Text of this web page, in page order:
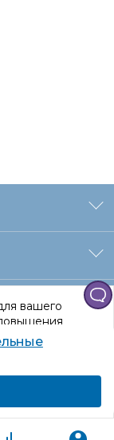
вашего
вы даете
данных